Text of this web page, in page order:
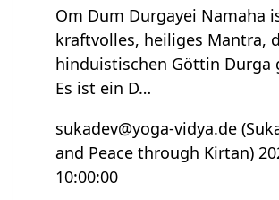
Om Dum Durgayei Namaha
kraftvolles, heiliges Mantra,
hinduistischen Göttin Durga
Es ist ein D…
sukadev@yoga-vidya.de
and Peace through Kirtan)
10:00:00